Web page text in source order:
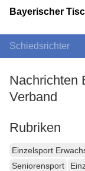
Bayerischer
Schiedsrichter
Nachrichten
Verband
Rubriken
Einzelsport
Seniorensport